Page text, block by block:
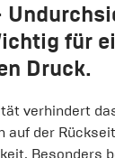
für
Druck.
verhindert
auf der
Besonders